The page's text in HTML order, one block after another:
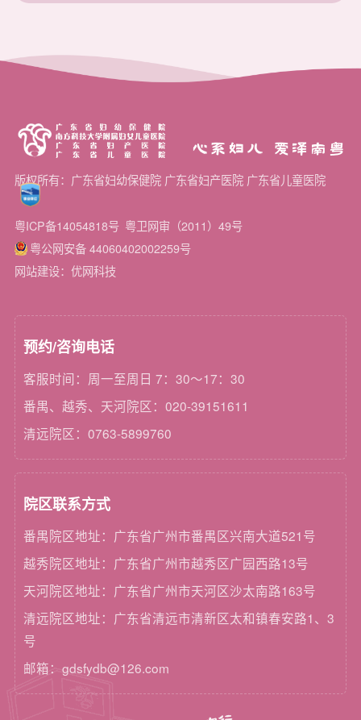
心系妇儿 爱泽南粤
版权所有：广东省妇幼保健院 广东省妇产医院 广东省儿童医院
粤ICP备14054818号 粤卫网审（2011）49号
粤公网安备 44060402002259号
网站建设：优网科技
预约/咨询电话
客服时间：周一至周日 7：30～17：30
番禺、越秀、天河院区：020-39151611
清远院区：0763-5899760
院区联系方式
番禺院区地址：广东省广州市番禺区兴南大道521号
越秀院区地址：广东省广州市越秀区广园西路13号
天河院区地址：广东省广州市天河区沙太南路163号
清远院区地址：广东省清远市清新区太和镇春安路1、3
号
邮箱：gdsfydb@126.com